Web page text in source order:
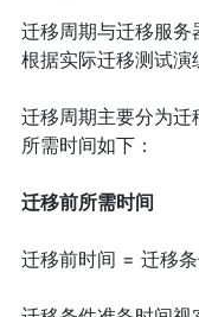
迁移周期与迁移服
根据实际迁移测试演
迁移周期主要分为
所需时间如下：
迁移前所需时间
迁移前时间 = 迁移